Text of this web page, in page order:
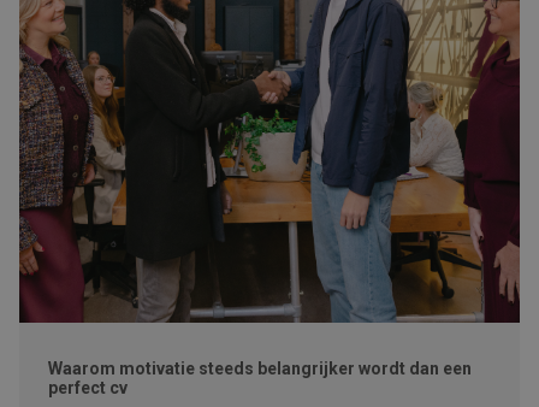
Waarom motivatie steeds belangrijker wordt dan een
perfect cv